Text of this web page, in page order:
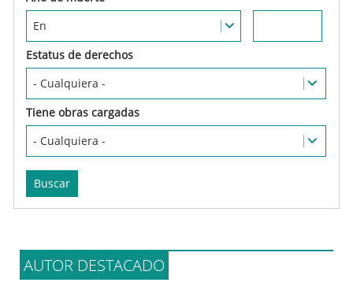
Estatus de derechos
Tiene obras cargadas
AUTOR DESTACADO